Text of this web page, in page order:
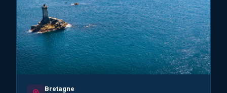
Bretagne